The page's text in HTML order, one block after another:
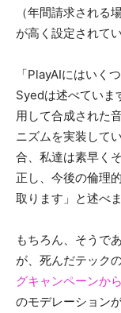
（年間請求される
が高く設定されて
「PlayAIにはいく
Syedは述べていま
用して合成された
ニズムを実装して
合、私達は素早く
正し、今後の倫理
取ります」と述べま
もちろん、そうで
が、死んだテック
グキャンペーンか
のモデレーション